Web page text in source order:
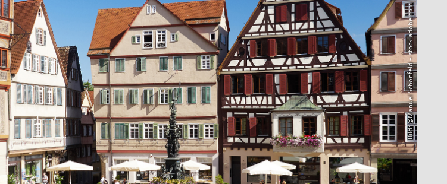
Bild: @Manuel Schönfeld – stock.adobe.com